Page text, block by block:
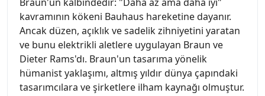
kavramının kökeni Bauhaus hareketine dayanır.
Ancak düzen, açıklık ve sadelik zihniyetini yaratan
ve bunu elektrikli aletlere uygulayan Braun ve
Dieter Rams'dı. Braun'un tasarıma yönelik
hümanist yaklaşımı, altmış yıldır dünya çapındaki
tasarımcılara ve şirketlere ilham kaynağı olmuştur.